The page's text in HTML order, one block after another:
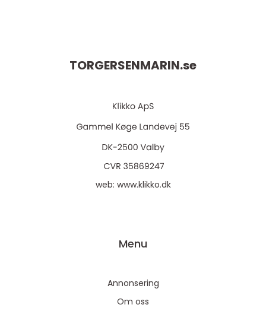
TORGERSENMARIN.se
web: www.klikko.dk
Menu
Annonsering
Om oss